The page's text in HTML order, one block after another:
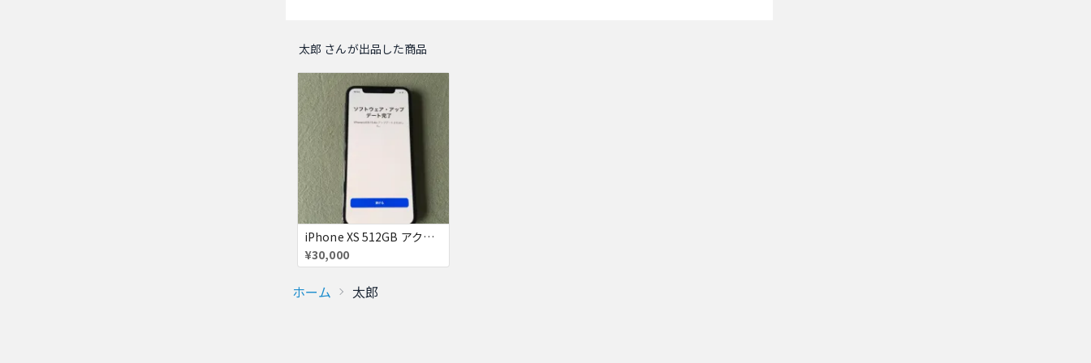
太郎 さんが出品した商品
iPhone XS 512GB アクティベーションロック
¥30,000
ホーム 太郎